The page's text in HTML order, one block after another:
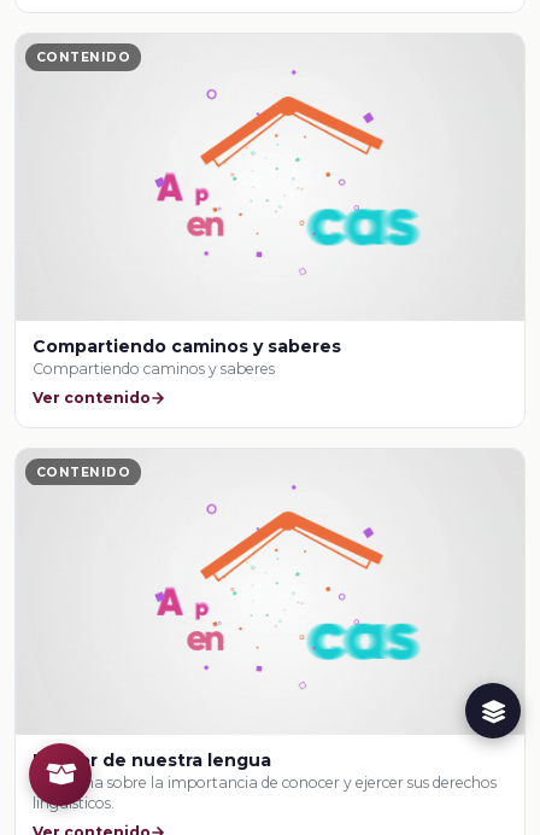
CONTENIDO
Compartiendo caminos y saberes
Compartiendo caminos y saberes
Ver contenido
CONTENIDO
El valor de nuestra lengua
reflexiona sobre la importancia de conocer y ejercer sus derechos
lingüísticos.